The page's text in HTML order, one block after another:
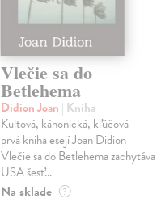
Vlečie sa do
Betlehema
Didion Joan | Kniha
Kultová, kánonická, kľúčová –
prvá kniha esejí Joan Didion
Vlečie sa do Betlehema zachytáva
USA šesť...
Na sklade ?